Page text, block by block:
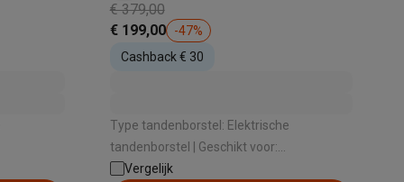
€ 379,00
€ 199,00
-47%
Cashback € 30
Type tandenborstel: Elektrische
tandenborstel | Geschikt voor:
Volwassenen | Aantal poetsstanden: 7 |
Vergelijk